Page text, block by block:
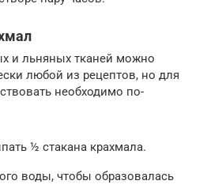
и льняных тканей можно
любой из рецептов, но для
необходимо по-
½ стакана крахмала.
воды, чтобы образовалась